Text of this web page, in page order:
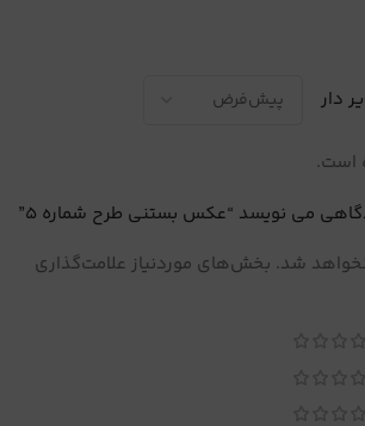
دار
است.
می نویسد “عکس بستنی طرح شماره 5”
شد. بخش‌های موردنیاز علامت‌گذاری